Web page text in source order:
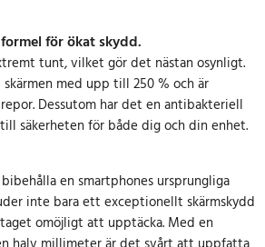
för ökat skydd.
tunt, vilket gör det nästan osynligt.
med upp till 250 % och är
Dessutom har det en antibakteriell
säkerheten för både dig och din enhet.
en smartphones ursprungliga
inte bara ett exceptionellt skärmskydd
omöjligt att upptäcka. Med en